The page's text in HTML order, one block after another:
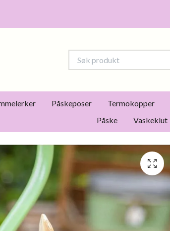
Påskeposer Termokopper
Påske
Vaskeklut